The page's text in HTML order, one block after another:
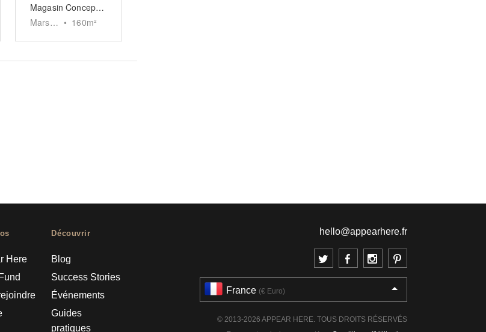
Magasin Concept-store de la Vieille Charité
Marseille • 160m²
Here
Découvrir
Blog
Success Stories
Événements
Guides
pratiques
hello@appearhere.fr
France (€ Euro)
© 2013-2026 APPEAR HERE. TOUS DROITS RÉSERVÉS